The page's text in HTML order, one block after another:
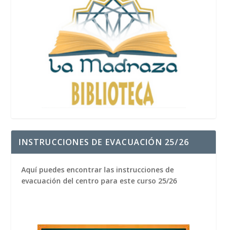
INSTRUCCIONES DE EVACUACIÓN 25/26
Aquí puedes encontrar las instrucciones de
evacuación del centro para este curso 25/26